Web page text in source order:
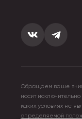
Обращаем ваше
носит
каких условиях не
определяемой